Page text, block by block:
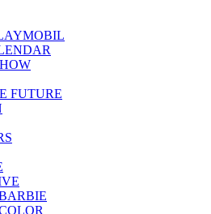
FUTURE